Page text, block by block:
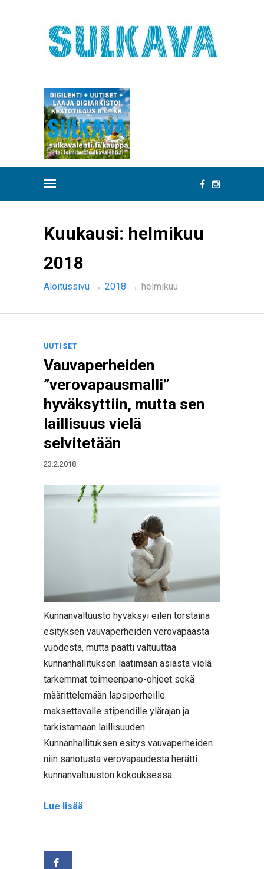
Kuukausi: helmikuu
2018
Aloitussivu → 2018 → helmikuu
UUTISET
Vauvaperheiden
”verovapausmalli”
hyväksyttiin, mutta sen
laillisuus vielä
selvitetään
23.2.2018
Kunnanvaltuusto hyväksyi eilen torstaina
esityksen vauvaperheiden verovapaasta
vuodesta, mutta päätti valtuuttaa
kunnanhallituksen laatimaan asiasta vielä
tarkemmat toimeenpano-ohjeet sekä
määrittelemään lapsiperheille
maksettavalle stipendille ylärajan ja
tarkistamaan laillisuuden.
Kunnanhallituksen esitys vauvaperheiden
niin sanotusta verovapaudesta herätti
kunnanvaltuuston kokouksessa
Lue lisää